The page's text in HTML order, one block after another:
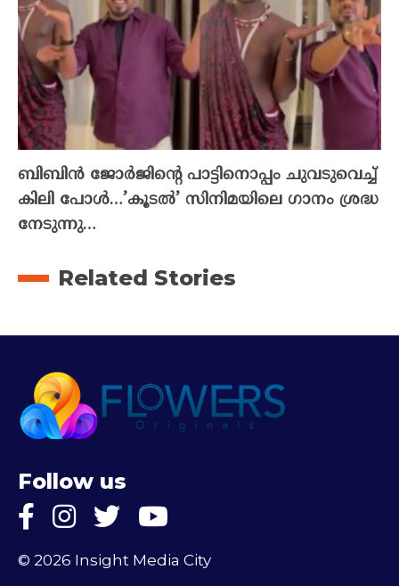
ബിബിൻ ജോർജിന്റെ പാട്ടിനൊപ്പം ചുവടുവെച്ച്
കിലി പോൾ…’കൂടൽ’ സിനിമയിലെ ഗാനം ശ്രദ്ധ
നേടുന്നു…
Related Stories
Follow us
© 2026 Insight Media City